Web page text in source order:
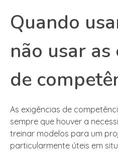
Quando
não usar as
de
As exigências de
sempre que houver a
treinar modelos para um
particularmente úteis em